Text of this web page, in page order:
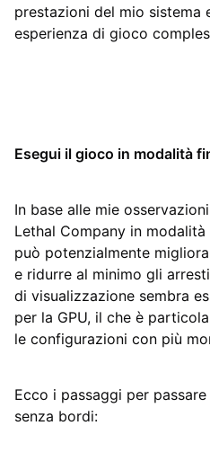
prestazioni del mio sistema
esperienza di gioco
Esegui il gioco in modalità
In base alle mie
Lethal Company in
può potenzialmente
e ridurre al minimo gli
di visualizzazione sembra
per la GPU, il che è
le configurazioni con più
Ecco i passaggi per
senza bordi: